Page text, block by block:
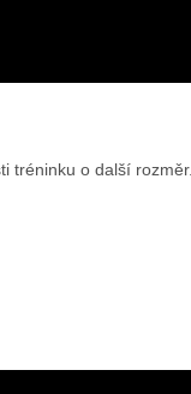
tréninku o další rozměr.